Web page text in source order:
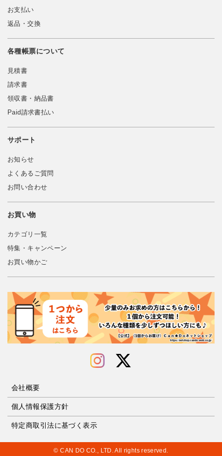
お支払い
返品・交換
各種帳票について
見積書
請求書
領収書・納品書
Paid請求書払い
サポート
お知らせ
よくあるご質問
お問い合わせ
お買い物
カテゴリ一覧
特集・キャンペーン
お買い物かご
会社概要
個人情報保護方針
特定商取引法に基づく表示
© CAN DO CO., LTD. All rights reserved.